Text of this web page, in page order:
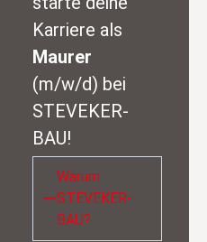
Karriere als
Maurer
(m/w/d) bei
STEVEKER-
BAU!
Warum
STEVEKER-
BAU?